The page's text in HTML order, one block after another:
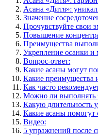
Асана «Дитя»:
Значение
Прочувствуйте свои
Повышение
Преимущества
Укрепление осанки
Вопрос-ответ:
Какие асаны могут
Какие преимущества
Как часто
Можно ли выполнять
Какую длительность
Какие асаны помогут
Видео:
5 упражнений после